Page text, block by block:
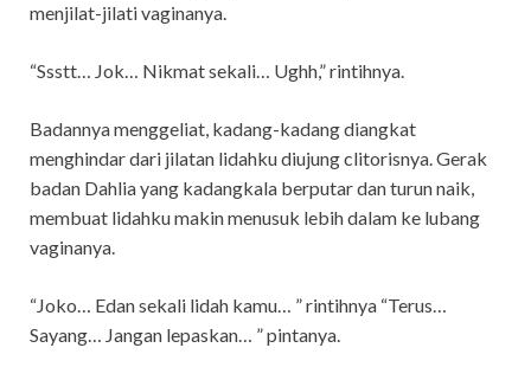
menjilat-jilati vaginanya.
“Ssstt… Jok… Nikmat sekali… Ughh,” rintihnya.
Badannya menggeliat, kadang-kadang diangkat
menghindar dari jilatan lidahku diujung clitorisnya. Gerak
badan Dahlia yang kadangkala berputar dan turun naik,
membuat lidahku makin menusuk lebih dalam ke lubang
vaginanya.
“Joko… Edan sekali lidah kamu… ” rintihnya “Terus…
Sayang… Jangan lepaskan… ” pintanya.